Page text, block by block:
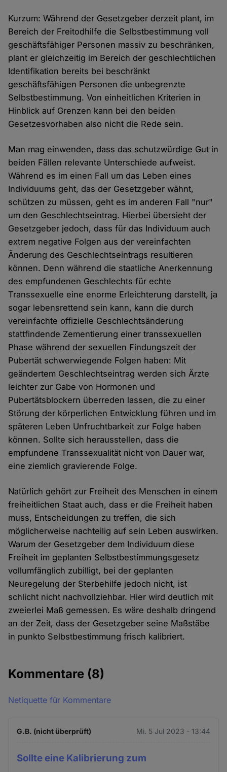
Kurzum: Während der Gesetzgeber derzeit plant, im
Bereich der Freitodhilfe die Selbstbestimmung voll
geschäftsfähiger Personen massiv zu beschränken,
plant er gleichzeitig im Bereich der geschlechtlichen
Identifikation bereits bei beschränkt
geschäftsfähigen Personen die unbegrenzte
Selbstbestimmung. Von einheitlichen Kriterien in
Hinblick auf Grenzen kann bei den beiden
Gesetzesvorhaben also nicht die Rede sein.
Man mag einwenden, dass das schutzwürdige Gut in
beiden Fällen relevante Unterschiede aufweist.
Während es im einen Fall um das Leben eines
Individuums geht, das der Gesetzgeber wähnt,
schützen zu müssen, geht es im anderen Fall "nur"
um den Geschlechtseintrag. Hierbei übersieht der
Gesetzgeber jedoch, dass für das Individuum auch
extrem negative Folgen aus der vereinfachten
Änderung des Geschlechtseintrags resultieren
können. Denn während die staatliche Anerkennung
des empfundenen Geschlechts für echte
Transsexuelle eine enorme Erleichterung darstellt, ja
sogar lebensrettend sein kann, kann die durch
vereinfachte offizielle Geschlechtsänderung
stattfindende Zementierung einer transsexuellen
Phase während der sexuellen Findungszeit der
Pubertät schwerwiegende Folgen haben: Mit
geändertem Geschlechtseintrag werden sich Ärzte
leichter zur Gabe von Hormonen und
Pubertätsblockern überreden lassen, die zu einer
Störung der körperlichen Entwicklung führen und im
späteren Leben Unfruchtbarkeit zur Folge haben
können. Sollte sich herausstellen, dass die
empfundene Transsexualität nicht von Dauer war,
eine ziemlich gravierende Folge.
Natürlich gehört zur Freiheit des Menschen in einem
freiheitlichen Staat auch, dass er die Freiheit haben
muss, Entscheidungen zu treffen, die sich
möglicherweise nachteilig auf sein Leben auswirken.
Warum der Gesetzgeber dem Individuum diese
Freiheit im geplanten Selbstbestimmungsgesetz
vollumfänglich zubilligt, bei der geplanten
Neuregelung der Sterbehilfe jedoch nicht, ist
schlicht nicht nachvollziehbar. Hier wird deutlich mit
zweierlei Maß gemessen. Es wäre deshalb dringend
an der Zeit, dass der Gesetzgeber seine Maßstäbe
in punkto Selbstbestimmung frisch kalibriert.
Kommentare (8)
Netiquette für Kommentare
G.B. (nicht überprüft) Mi. 5 Jul 2023 - 13:44
Sollte eine Kalibrierung zum